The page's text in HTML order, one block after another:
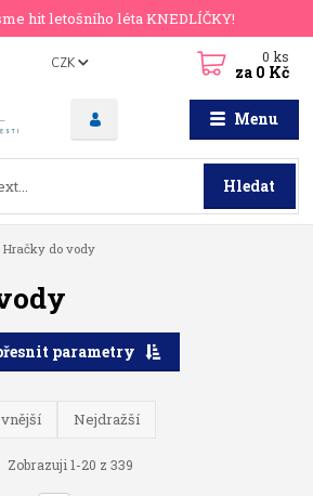
hit letošního léta KNEDLÍČKY!
Menu
CZK
Hledat
0ks
za 0 Kč
Hračky do vody
parametry
Nejdražší
Zobrazuji 1-20 z 339